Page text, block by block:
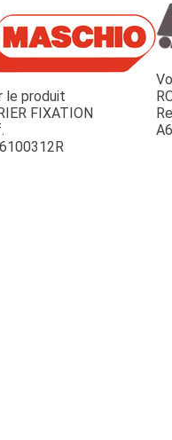
le produit
FIXATION